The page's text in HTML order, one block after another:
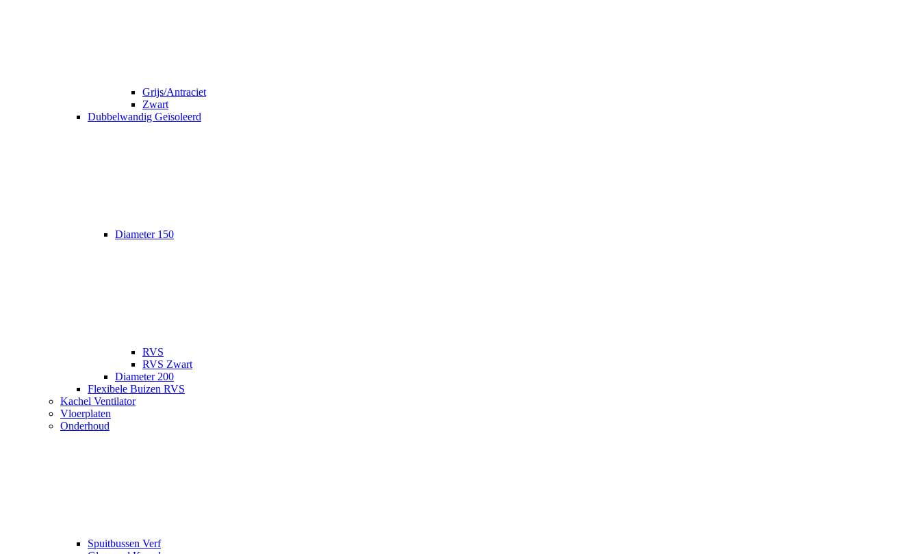
Grijs/Antraciet
Zwart
Dubbelwandig Geïsoleerd
Diameter 150
RVS
RVS Zwart
Diameter 200
Flexibele Buizen RVS
Kachel Ventilator
Vloerplaten
Onderhoud
Spuitbussen Verf